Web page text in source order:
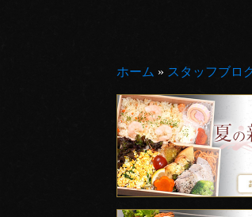
ホーム » スタッフブロ